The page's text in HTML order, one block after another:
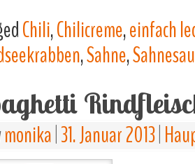
Chili,Chilicreme,einfach
,Sahne,
monika 31. Januar 2013